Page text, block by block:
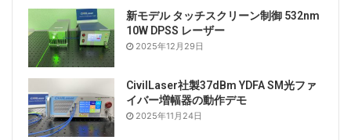
新モデル タッチスクリーン制御 532nm
10W DPSS レーザー
2025年12月29日
CivilLaser社製37dBm YDFA SM光ファ
イバー増幅器の動作デモ
2025年11月24日